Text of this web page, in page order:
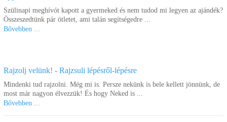
Szülinapi meghívót kapott a gyermeked és nem tudod mi legyen az ajándék?
Összeszedtünk pár ötletet, ami talán segítségedre ...
Bővebben ...
Rajzolj velünk! - Rajzsuli lépésről-lépésre
Mindenki tud rajzolni. Még mi is. Persze nekünk is bele kellett jönnünk, de
most már nagyon élvezzük! És hogy Neked is ...
Bővebben ...